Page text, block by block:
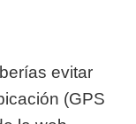
evitar
(GPS